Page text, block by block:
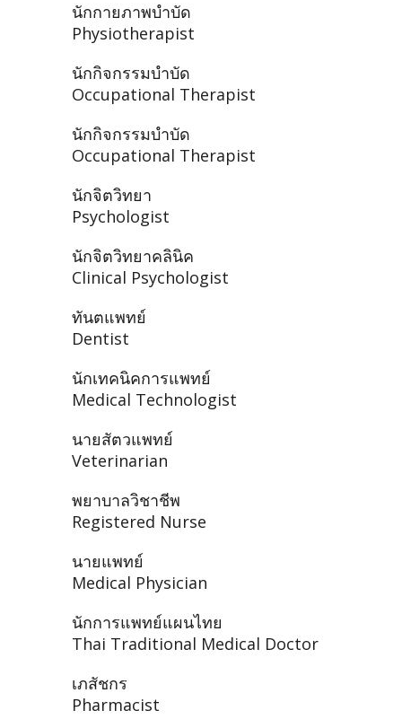
นักกายภาพบำบัด
Physiotherapist
นักกิจกรรมบำบัด
Occupational Therapist
นักกิจกรรมบำบัด
Occupational Therapist
นักจิตวิทยา
Psychologist
นักจิตวิทยาคลินิค
Clinical Psychologist
ทันตแพทย์
Dentist
นักเทคนิคการแพทย์
Medical Technologist
นายสัตวแพทย์
Veterinarian
พยาบาลวิชาชีพ
Registered Nurse
นายแพทย์
Medical Physician
นักการแพทย์แผนไทย
Thai Traditional Medical Doctor
เภสัชกร
Pharmacist